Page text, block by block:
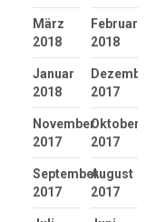
März
2018
Februar
2018
Januar
2018
2017
November
2017
Oktober
2017
September
2017
August
2017